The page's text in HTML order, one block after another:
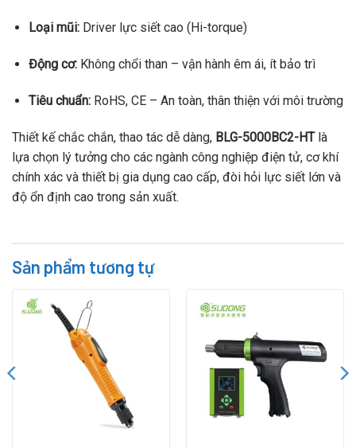
Loại mũi:Driver lực siết cao (Hi-torque)
Động cơ:Không chổi than – vận hành êm ái, ít bảo trì
Tiêu chuẩn:RoHS, CE – An toàn, thân thiện với môi trường
Thiết kế chắc chắn, thao tác dễ dàng, BLG-5000BC2-HTlà
lựa chọn lý tưởng cho các ngành công nghiệp điện tử, cơ khí
chính xác và thiết bị gia dụng cao cấp, đòi hỏi lực siết lớn và
độ ổn định cao trong sản xuất.
Sản phẩm tương tự